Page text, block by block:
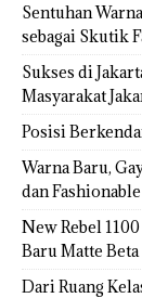
Sentuhan
sebagai Skutik
Sukses di
Masyarakat
Posisi
Warna Baru,
dan Fashionable
New Rebel
Baru Matte
Dari Ruang